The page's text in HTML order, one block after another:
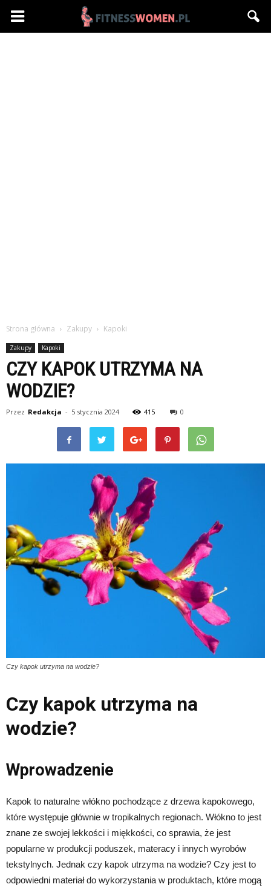
Fitnesswomen.pl
Strona główna Zakupy Kapoki
Zakupy Kapoki
CZY KAPOK UTRZYMA NA
WODZIE?
Przez Redakcja - 5 stycznia 2024 415 0
Czy kapok utrzyma na wodzie?
Czy kapok utrzyma na
wodzie?
Wprowadzenie
Kapok to naturalne włókno pochodzące z drzewa kapokowego,
które występuje głównie w tropikalnych regionach. Włókno to jest
znane ze swojej lekkości i miękkości, co sprawia, że jest
popularne w produkcji poduszek, materacy i innych wyrobów
tekstylnych. Jednak czy kapok utrzyma na wodzie? Czy jest to
odpowiedni materiał do wykorzystania w produktach, które mogą